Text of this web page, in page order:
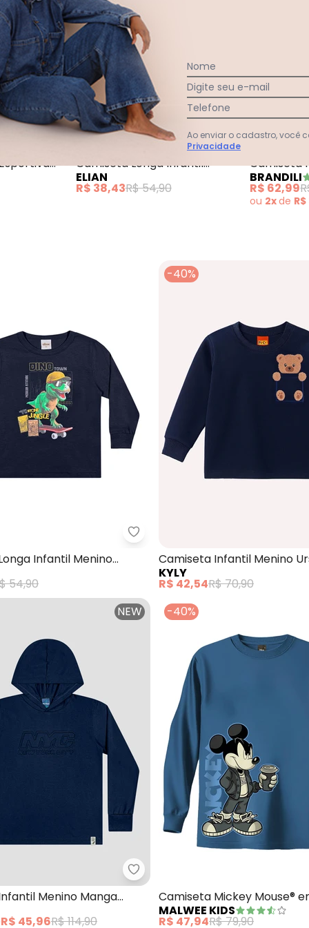
Manga Longa Ajustável Azul
Brandili - Camiseta Menino Esportiva Azul
Elian - Camiseta
Camiseta Longa Infantil
Menino Dinossauro Azul
ELIAN
R$ 38,43R$ 54,90
Camiseta
Cachorro
BRANDILI
R$ 62,99
ou 2xde
Infantil Manga Longa (Azul)Elian - Camiseta Longa Infantil
Infantil Menino
(Azul)
54,90
-40%
Camiseta Infantil Menino
(Azul)
KYLY
R$ 42,54R$ 70,90
Menino Esportiva (Azul)
NEW
Reirex - Camiseta Infantil
Menino Manga
Capuz (Azul)
R$ 45,96R$ 114,90
-40%
Camiseta Mickey Mouse®
(Azul)
MALWEE KIDS
R$ 47,94R$ 79,90
Nome
Digite seu e-mail
Telefone
Ao enviar o cadastro, você
Privacidade